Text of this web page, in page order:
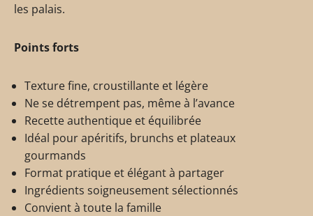
les palais.
Points forts
Texture fine, croustillante et légère
Ne se détrempent pas, même à l’avance
Recette authentique et équilibrée
Idéal pour apéritifs, brunchs et plateaux
gourmands
Format pratique et élégant à partager
Ingrédients soigneusement sélectionnés
Convient à toute la famille